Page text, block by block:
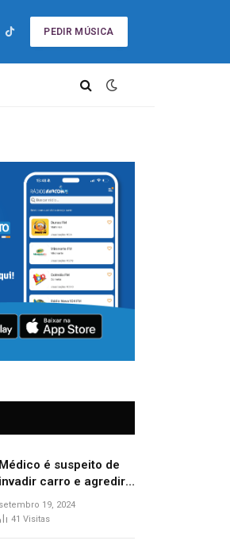
TikTok
PEDIR MÚSICA
Médico é suspeito de
invadir carro e agredir
delegado aposentado
durante confusão no
setembro 19, 2024
41 Visitas